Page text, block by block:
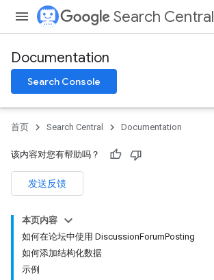
Search Central
Documentation
Search Console
首页 Search Central Documentation
该内容对您有帮助吗？
发送反馈
本页内容
如何在论坛中使用 DiscussionForumPosting
如何添加结构化数据
示例